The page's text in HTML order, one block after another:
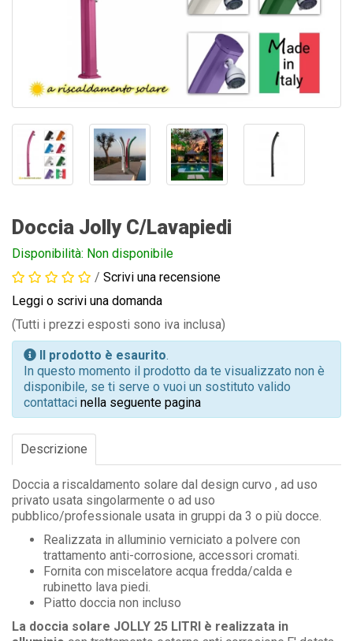
Doccia Jolly C/Lavapiedi
Disponibilità: Non disponibile
/ Scrivi una recensione
Leggi o scrivi una domanda
(Tutti i prezzi esposti sono iva inclusa)
Il prodotto è esaurito.
In questo momento il prodotto da te visualizzato non è
disponibile, se ti serve o vuoi un sostituto valido
contattaci nella seguente pagina
Descrizione
Doccia a riscaldamento solare dal design curvo , ad uso
privato usata singolarmente o ad uso
pubblico/professionale usata in gruppi da 3 o più docce.
Realizzata in alluminio verniciato a polvere con
trattamento anti-corrosione, accessori cromati.
Fornita con miscelatore acqua fredda/calda e
rubinetto lava piedi.
Piatto doccia non incluso
La doccia solare JOLLY 25 LITRI è realizzata in